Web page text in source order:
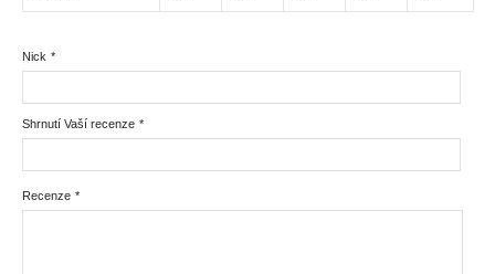
*
Nick
*
Shrnutí Vaší recenze
*
Recenze